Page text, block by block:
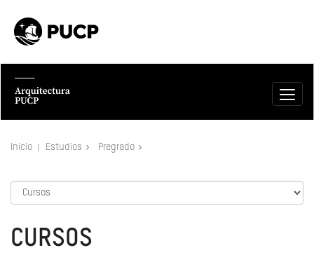
Inicio Estudios Pregrado
CURSOS